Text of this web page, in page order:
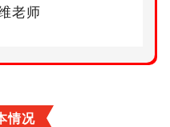
老师
情况